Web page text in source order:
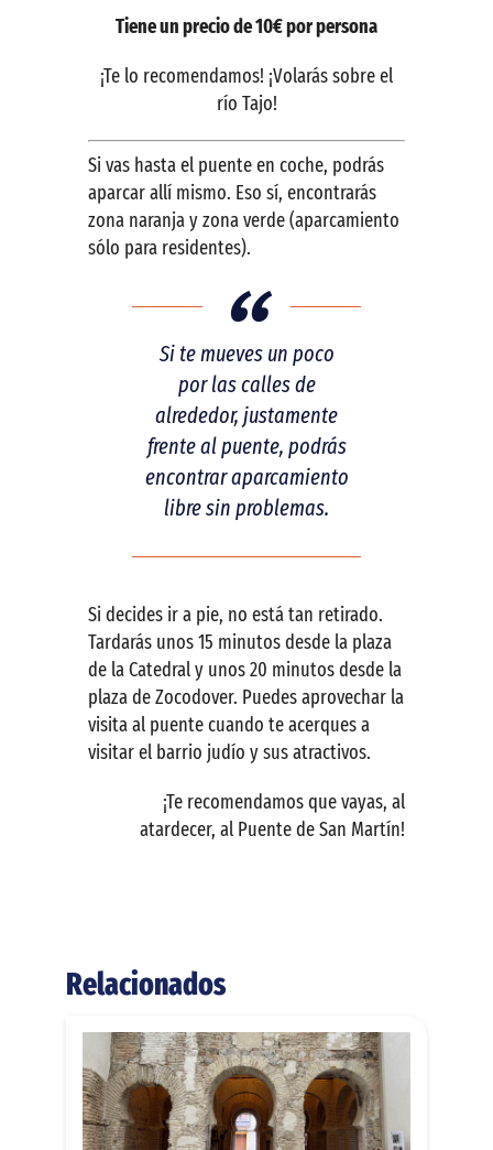
Tiene un precio de 10€ por persona
¡Te lo recomendamos! ¡Volarás sobre el
río Tajo!
Si vas hasta el puente en coche, podrás
aparcar allí mismo. Eso sí, encontrarás
zona naranja y zona verde (aparcamiento
sólo para residentes).
Si te mueves un poco
por las calles de
alrededor, justamente
frente al puente, podrás
encontrar aparcamiento
libre sin problemas.
Si decides ir a pie, no está tan retirado.
Tardarás unos 15 minutos desde la plaza
de la Catedral y unos 20 minutos desde la
plaza de Zocodover. Puedes aprovechar la
visita al puente cuando te acerques a
visitar el barrio judío y sus atractivos.
¡Te recomendamos que vayas, al
atardecer, al Puente de San Martín!
Relacionados